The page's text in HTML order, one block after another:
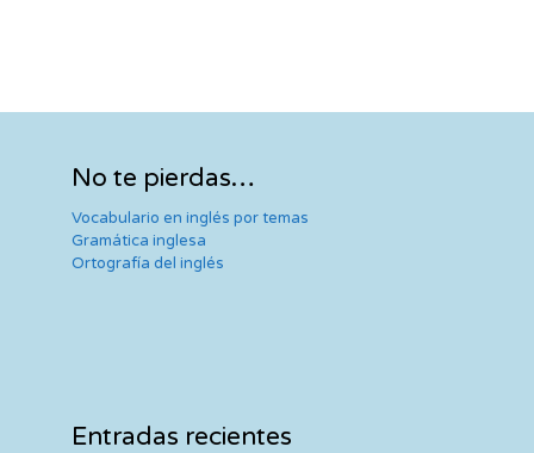
No te pierdas…
Vocabulario en inglés por temas
Gramática inglesa
Ortografía del inglés
Entradas recientes